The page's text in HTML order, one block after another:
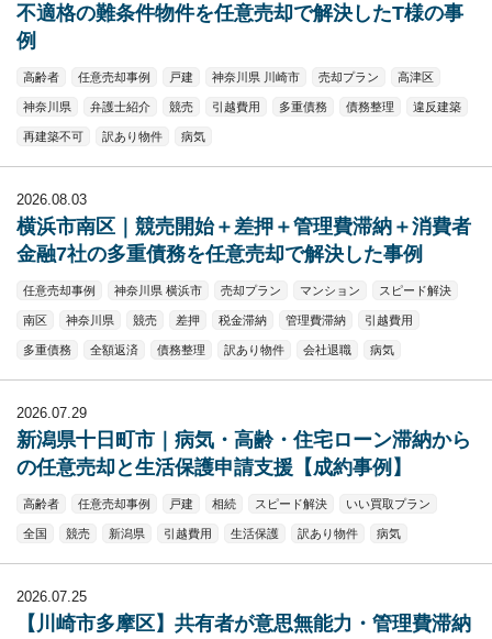
不適格の難条件物件を任意売却で解決したT様の事
例
高齢者 任意売却事例 戸建 神奈川県 川崎市 売却プラン 高津区
神奈川県 弁護士紹介 競売 引越費用 多重債務 債務整理 違反建築
再建築不可 訳あり物件 病気
2026.08.03
横浜市南区｜競売開始＋差押＋管理費滞納＋消費者
金融7社の多重債務を任意売却で解決した事例
任意売却事例 神奈川県 横浜市 売却プラン マンション スピード解決
南区 神奈川県 競売 差押 税金滞納 管理費滞納 引越費用
多重債務 全額返済 債務整理 訳あり物件 会社退職 病気
2026.07.29
新潟県十日町市｜病気・高齢・住宅ローン滞納から
の任意売却と生活保護申請支援【成約事例】
高齢者 任意売却事例 戸建 相続 スピード解決 いい買取プラン
全国 競売 新潟県 引越費用 生活保護 訳あり物件 病気
2026.07.25
【川崎市多摩区】共有者が意思無能力・管理費滞納